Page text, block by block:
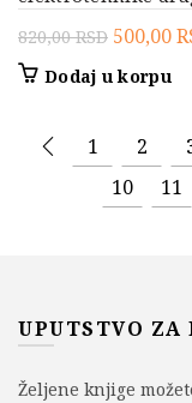
820,00RSD
cena
820,00
500,00
Dodaj u korpu
1 2
10
11
UPUTSTVO ZA
Željene knjige